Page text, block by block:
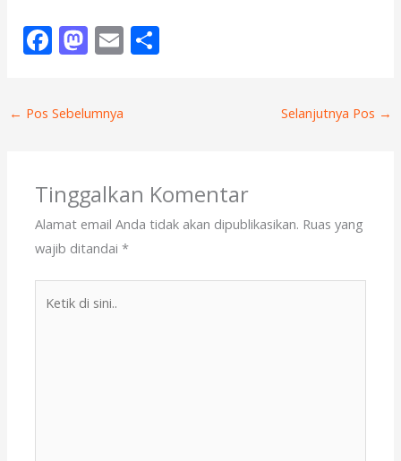
F
b
o
k
M
d
n
E
← Pos Sebelumnya Selanjutnya Pos →
Tinggalkan Komentar
Alamat email Anda tidak akan dipublikasikan. Ruas yang
wajib ditandai*